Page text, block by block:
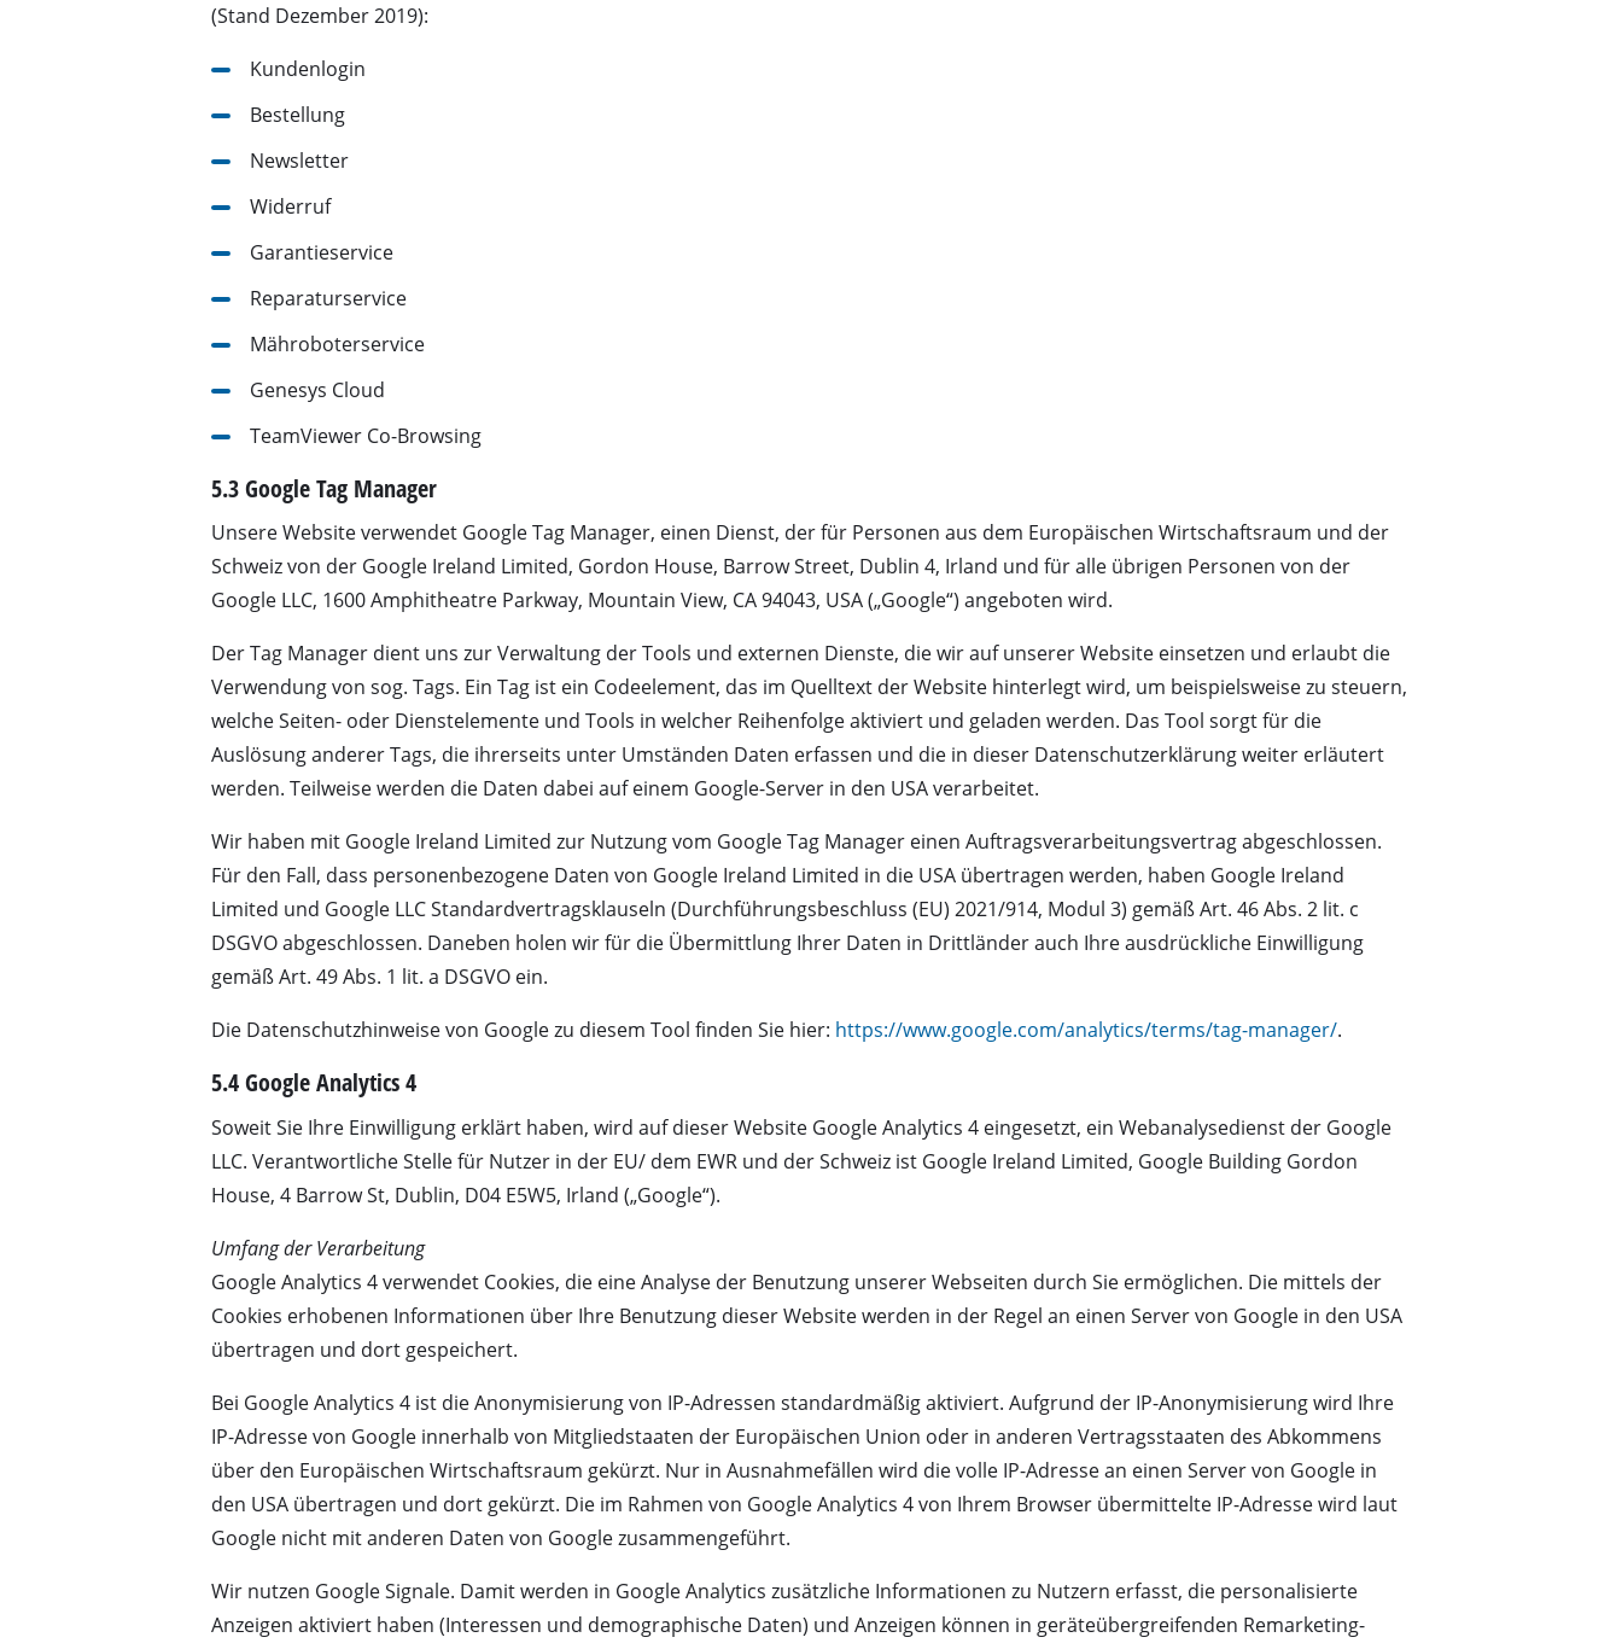
Elektroheizgeräte
(Stand Dezember 2019):
Kundenlogin
Bestellung
Newsletter
Widerruf
Garantieservice
Reparaturservice
Mähroboterservice
Genesys Cloud
TeamViewer Co-Browsing
5.3 Google Tag Manager
Unsere Website verwendet Google Tag Manager, einen Dienst, der für Personen aus dem Europäischen Wirtschaftsraum und der
Schweiz von der Google Ireland Limited, Gordon House, Barrow Street, Dublin 4, Irland und für alle übrigen Personen von der
Google LLC, 1600 Amphitheatre Parkway, Mountain View, CA 94043, USA („Google“) angeboten wird.
Der Tag Manager dient uns zur Verwaltung der Tools und externen Dienste, die wir auf unserer Website einsetzen und erlaubt die
Verwendung von sog. Tags. Ein Tag ist ein Codeelement, das im Quelltext der Website hinterlegt wird, um beispielsweise zu steuern,
welche Seiten- oder Dienstelemente und Tools in welcher Reihenfolge aktiviert und geladen werden. Das Tool sorgt für die
Auslösung anderer Tags, die ihrerseits unter Umständen Daten erfassen und die in dieser Datenschutzerklärung weiter erläutert
werden. Teilweise werden die Daten dabei auf einem Google-Server in den USA verarbeitet.
Wir haben mit Google Ireland Limited zur Nutzung vom Google Tag Manager einen Auftragsverarbeitungsvertrag abgeschlossen.
Für den Fall, dass personenbezogene Daten von Google Ireland Limited in die USA übertragen werden, haben Google Ireland
Limited und Google LLC Standardvertragsklauseln (Durchführungsbeschluss (EU) 2021/914, Modul 3) gemäß Art. 46 Abs. 2 lit. c
DSGVO abgeschlossen. Daneben holen wir für die Übermittlung Ihrer Daten in Drittländer auch Ihre ausdrückliche Einwilligung
gemäß Art. 49 Abs. 1 lit. a DSGVO ein.
Die Datenschutzhinweise von Google zu diesem Tool finden Sie hier: https://www.google.com/analytics/terms/tag-manager/.
5.4 Google Analytics 4
Soweit Sie Ihre Einwilligung erklärt haben, wird auf dieser Website Google Analytics 4 eingesetzt, ein Webanalysedienst der Google
LLC. Verantwortliche Stelle für Nutzer in der EU/ dem EWR und der Schweiz ist Google Ireland Limited, Google Building Gordon
House, 4 Barrow St, Dublin, D04 E5W5, Irland („Google“).
Umfang der Verarbeitung
Google Analytics 4 verwendet Cookies, die eine Analyse der Benutzung unserer Webseiten durch Sie ermöglichen. Die mittels der
Cookies erhobenen Informationen über Ihre Benutzung dieser Website werden in der Regel an einen Server von Google in den USA
übertragen und dort gespeichert.
Bei Google Analytics 4 ist die Anonymisierung von IP-Adressen standardmäßig aktiviert. Aufgrund der IP-Anonymisierung wird Ihre
IP-Adresse von Google innerhalb von Mitgliedstaaten der Europäischen Union oder in anderen Vertragsstaaten des Abkommens
über den Europäischen Wirtschaftsraum gekürzt. Nur in Ausnahmefällen wird die volle IP-Adresse an einen Server von Google in
den USA übertragen und dort gekürzt. Die im Rahmen von Google Analytics 4 von Ihrem Browser übermittelte IP-Adresse wird laut
Google nicht mit anderen Daten von Google zusammengeführt.
Wir nutzen Google Signale. Damit werden in Google Analytics zusätzliche Informationen zu Nutzern erfasst, die personalisierte
Anzeigen aktiviert haben (Interessen und demographische Daten) und Anzeigen können in geräteübergreifenden Remarketing-